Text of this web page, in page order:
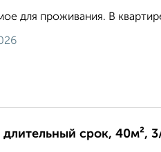
для проживания. В
длительный срок, 40м²,